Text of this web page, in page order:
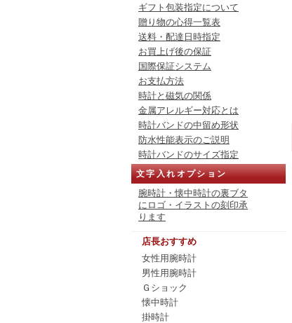
ギフト包装指定について
贈り物の心得一覧表
送料・配達日時指定
お買上げ後の保証
国際保証システム
お支払方法
時計と磁気の関係
金属アレルギー対応とは
時計バンドの中留め形状
防水性能表示のご説明
時計バンドのサイズ指定
文字入れオプション
腕時計・懐中時計の裏ブタ
にロゴ・イラストの刻印承
ります
店長おすすめ
女性用腕時計
男性用腕時計
Ｇショック
懐中時計
掛時計